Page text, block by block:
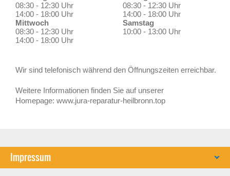
08:30 - 12:30 Uhr
14:00 - 18:00 Uhr
Mittwoch
08:30 - 12:30 Uhr
14:00 - 18:00 Uhr
08:30 - 12:30 Uhr
14:00 - 18:00 Uhr
Samstag
10:00 - 13:00 Uhr
Wir sind telefonisch während den Öffnungszeiten erreichbar.
Weitere Informationen finden Sie auf unserer
Homepage: www.jura-reparatur-heilbronn.top
Impressum